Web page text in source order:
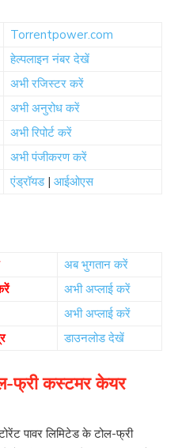
Torrentpower.com
हेल्पलाइन नंबर देखें
अभी रजिस्टर करें
अभी अनुरोध करें
अभी रिपोर्ट करें
अभी पंजीकरण करें
एंड्रॉयड| आईओएस
अब भुगतान करें
अभी अप्लाई करें
अभी अप्लाई करें
डाउनलोड देखें
फ्री कस्टमर केयर
पावर लिमिटेड के टोल-फ्री